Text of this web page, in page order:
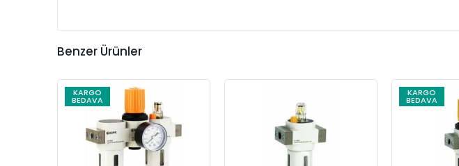
Benzer Ürünler
KARGO
BEDAVA
KARGO
BEDAVA